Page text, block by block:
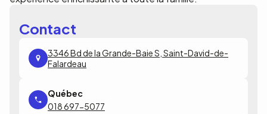
Contact
3346 Bd de la Grande-Baie S, Saint-David-de-
Falardeau
018 697-5077